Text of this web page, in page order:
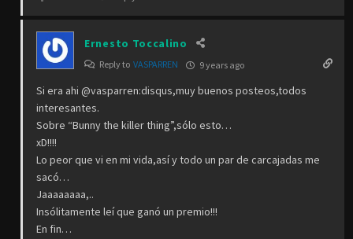
Ernesto Toccalino
Reply to VASPARREN 9 years ago
Si era ahi @vasparren:disqus,muy buenos posteos,todos
interesantes.
Sobre “Bunny the killer thing”,sólo esto…
xD!!!!
Lo peor que vi en mi vida,así y todo un par de carcajadas me
sacó…
Jaaaaaaaa,..
Insólitamente leí que ganó un premio!!!
En fin…